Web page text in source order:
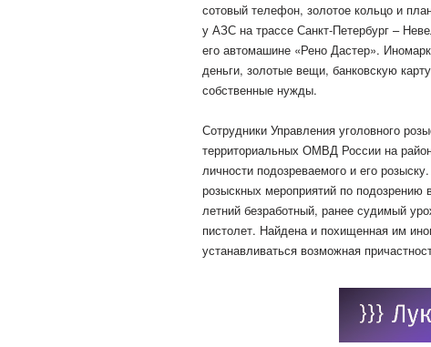
сотовый телефон, золотое кольцо и
у АЗС на трассе Санкт-Петербург –
его автомашине «Рено Дастер».
деньги, золотые вещи, банковскую
собственные нужды.
Сотрудники Управления уголовного
территориальных ОМВД России на
личности подозреваемого и его
розыскных мероприятий по подозрению
летний безработный, ранее судимый
пистолет. Найдена и похищенная им
устанавливаться возможная